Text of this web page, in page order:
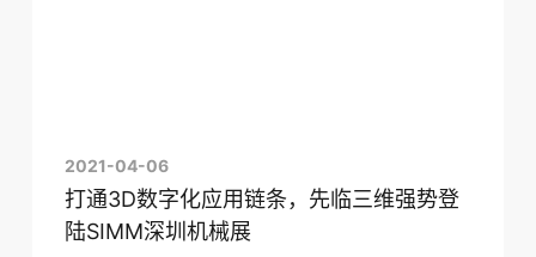
2021-04-06
打通3D数字化应用链条，先临三维强势登
陆SIMM深圳机械展